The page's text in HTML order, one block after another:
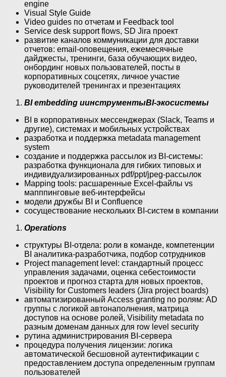
engine
Visual Style Guide
Video guides по отчетам и Feedback tool
Service desk support flows, SD Jira проект
развитие каналов коммуникации для доставки
отчетов: email-оповещения, ежемесячные
дайджесты, тренинги, база обучающих видео,
онбординг новых пользователей, посты в
корпоративных соцсетях, личное участие
руководителей тренингах и презентациях
BI embedding иинструментыBI-экосистемы
BI в корпоративных мессенджерах (Slack, Teams и
другие), системах и мобильных устройствах
разработка и поддержка metadata management
system
создание и поддержка рассылок из BI-системы:
разработка функционала для гибких типовых и
индивидуализированных pdf/ppt/jpeg-рассылок
Mapping tools: расшаренные Excel-файлы vs
мапппинговые веб-интерфейсы
модели дружбы BI и Confluence
сосуществование нескольких BI-систем в компании
Operations
структуры BI-отдела: роли в команде, компетенции
BI аналитика-разработчика, подбор сотрудников
Project management level: стандартный процесс
управления задачами, оценка себестоимости
проектов и прогноз старта для новых проектов,
Visibility for Customers leaders (Jira project boards)
автоматизированный Access granting по ролям: AD
группы с логикой автонаполнения, матрица
доступов на основе ролей, Visibility metadata по
разным доменам данных для row level security
рутина администрирования BI-сервера
процедура получения лицензии: логика
автоматической бесшовной аутентификации с
предоставлением доступа определенным группам
пользователей